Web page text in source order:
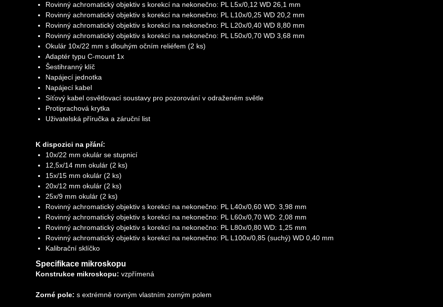
Rovinný achromatický objektiv s korekcí na nekonečno: PL L5x/0,12 WD 26,1 mm
Rovinný achromatický objektiv s korekcí na nekonečno: PL L10х/0,25 WD 20,2 mm
Rovinný achromatický objektiv s korekcí na nekonečno: PL L20х/0,40 WD 8,80 mm
Rovinný achromatický objektiv s korekcí na nekonečno: PL L50х/0,70 WD 3,68 mm
Okulár 10x/22 mm s dlouhým očním reliéfem (2 ks)
Adaptér typu C-mount 1x
Šestihranný klíč
Napájecí jednotka
Napájecí kabel
Síťový kabel osvětlovací soustavy pro pozorování v odraženém světle
Protiprachová krytka
Uživatelská příručka a záruční list
K dispozici na přání:
10x/22 mm okulár se stupnicí
12,5x/14 mm okulár (2 ks)
15x/15 mm okulár (2 ks)
20x/12 mm okulár (2 ks)
25x/9 mm okulár (2 ks)
Rovinný achromatický objektiv s korekcí na nekonečno: PL L40х/0,60 WD: 3,98 mm
Rovinný achromatický objektiv s korekcí na nekonečno: PL L60x/0,70 WD: 2,08 mm
Rovinný achromatický objektiv s korekcí na nekonečno: PL L80x/0,80 WD: 1,25 mm
Rovinný achromatický objektiv s korekcí na nekonečno: PL L100x/0,85 (suchý) WD 0,40 mm
Kalibrační sklíčko
Specifikace mikroskopu
Konstrukce mikroskopu: vzpřímená
Zorné pole: s extrémně rovným vlastním zorným polem